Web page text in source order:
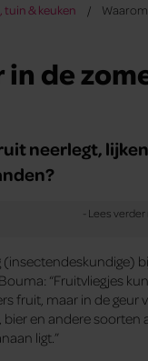
tuin & keuken
in de
neerlegt,
“Fruitvliegjes
fruit, maar in de geur
en andere
ligt.”